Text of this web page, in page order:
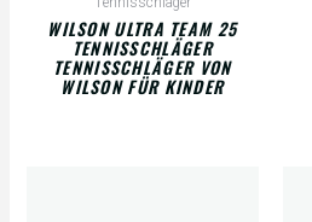
WILSON ULTRA TEAM 25
TENNISSCHLÄGER
TENNISSCHLÄGER VON
WILSON FÜR KINDER